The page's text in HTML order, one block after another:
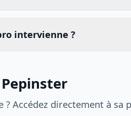
intervienne ?
Accédez directement à sa